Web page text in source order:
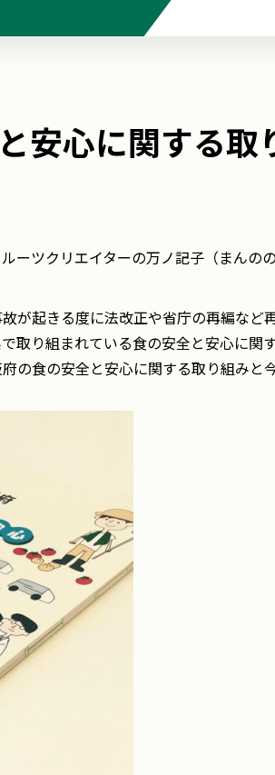
安心に関する取
ツクリエイターの万ノ記子（まんのの
が起きる度に法改正や省庁の再編など
取り組まれている食の安全と安心に関
の食の安全と安心に関する取り組みと